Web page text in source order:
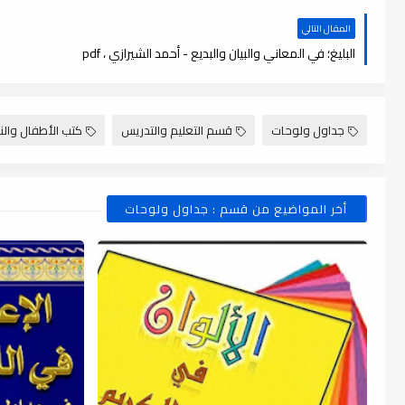
المقال التالي
البليغ؛ في المعاني والبيان والبديع - أحمد الشيرازي ، pdf
جداول ولوحات قسم التعليم والتدريس كتب الأطفال
أخر المواضيع من قسم : جداول ولوحات